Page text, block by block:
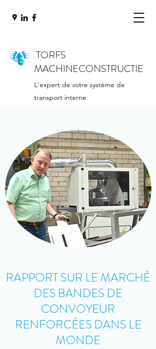
TORFS
MACHINECONSTRUCTIE
L'expert de votre système de
transport interne
RAPPORT SUR LE MARCHÉ
DES BANDES DE
CONVOYEUR
RENFORCÉES DANS LE
MONDE